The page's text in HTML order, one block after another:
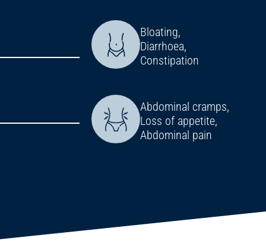
Bloating,
Diarrhoea,
Constipation
Abdominal cramps,
Loss of appetite,
Abdominal pain